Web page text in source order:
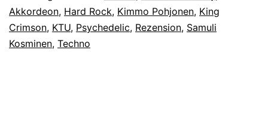
Akkordeon, Hard Rock, Kimmo Pohjonen, King
Crimson, KTU, Psychedelic, Rezension, Samuli
Kosminen, Techno